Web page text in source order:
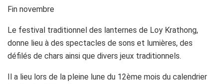
Fin novembre
Le festival traditionnel des lanternes de Loy Krathong,
donne lieu à des spectacles de sons et lumières, des
défilés de chars ainsi que divers jeux traditionnels.
Il a lieu lors de la pleine lune du 12ème mois du calendrier